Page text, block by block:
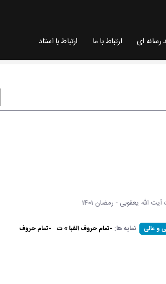
رسانه ای ارتباط با ما ارتباط با استاد
الله یعقوبی - رمضان 1401
و عالی نمایه ها: -تمام حروف الفبا » ت -تمام حروف